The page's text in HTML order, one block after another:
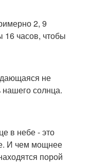
2, 9
16 часов, чтобы
не
нашего солнца.
в небе - это
И чем мощнее
порой